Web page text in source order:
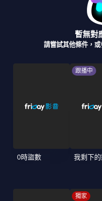
暫無對
請嘗試其他條件，
0時盜數
跟播中
我剩下
獨家